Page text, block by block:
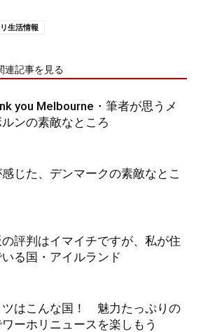
生活情報
連記事を見る
you Melbourne・筆者が思うメ
ルンの素敵なところ
じた、デンマークの素敵なとこ
の評判はイマイチですが、私が住
いる国・アイルランド
ツはこんな国！ 魅力たっぷりの
ーホリニュースを楽しもう